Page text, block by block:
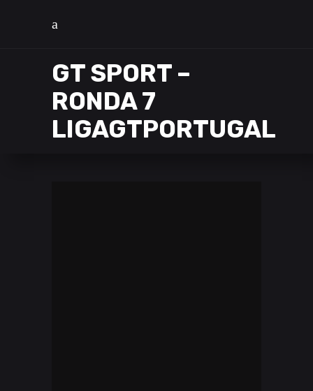
GT SPORT –
RONDA 7
LIGAGTPORTUGAL